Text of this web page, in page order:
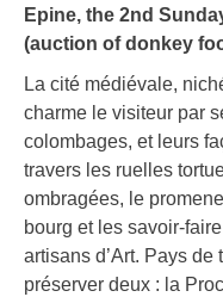
Epine, the 2nd
(auction of donkey
La cité médiévale,
charme le visiteur par
colombages, et leurs
travers les ruelles
ombragées, le
bourg et les savoir-
artisans d’Art. Pays
préserver deux : la